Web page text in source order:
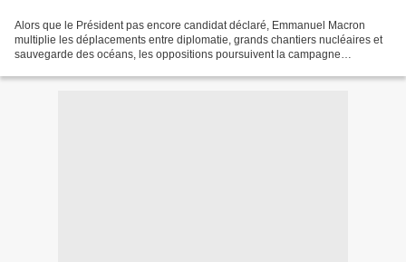
Alors que le Président pas encore candidat déclaré, Emmanuel Macron
multiplie les déplacements entre diplomatie, grands chantiers nucléaires et
sauvegarde des océans, les oppositions poursuivent la campagne